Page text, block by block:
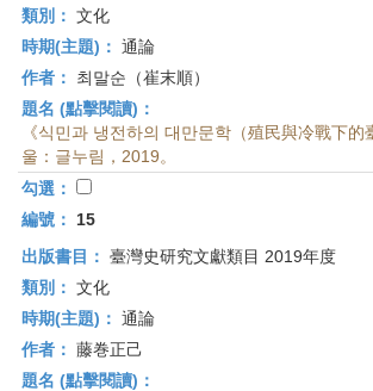
類別： 文化
時期(主題)： 通論
作者：
최말순（崔末順）
題名 (點擊閱讀)：
《식민과 냉전하의 대만문학（殖民與冷戰下的
울：글누림，2019。
勾選：
編號：
15
出版書目： 臺灣史研究文獻類目 2019年度
類別： 文化
時期(主題)： 通論
作者： 藤巻正己
題名 (點擊閱讀)：